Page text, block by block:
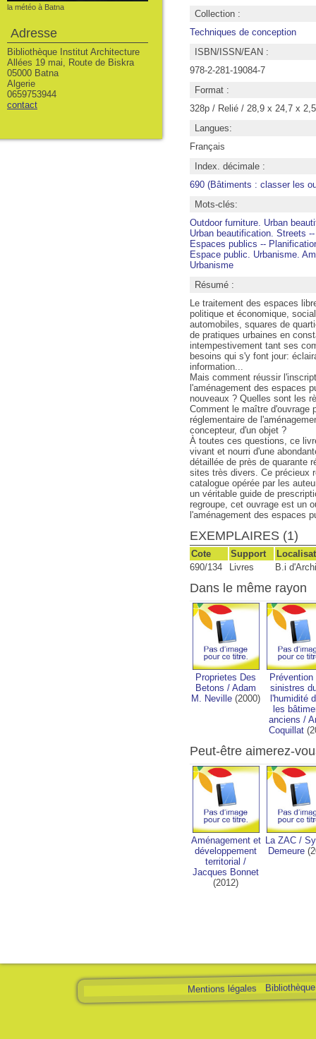
Collection :
Techniques de conception
ISBN/ISSN/EAN :
978-2-281-19084-7
Format :
328p / Relié / 28,9 x 24,7 x
Langues:
Français
Index. décimale :
690 (Bâtiments : classer les
Mots-clés:
Outdoor furniture. Urban
Urban beautification. Streets
Espaces publics --
Espace public. Urbanisme.
Urbanisme
Résumé :
Le traitement des espaces
politique et économique,
automobiles, squares de
de pratiques urbaines en
intempestivement tant ses
besoins qui s'y font jour:
information...
Mais comment réussir
l'aménagement des espaces
nouveaux ? Quelles sont les
Comment le maître d'ouvrage
réglementaire de
concepteur, d'un objet ?
À toutes ces questions, ce
vivant et nourri d'une
détaillée de près de quarante
sites très divers. Ce précieux
catalogue opérée par les
un véritable guide de
regroupe, cet ouvrage est un
l'aménagement des espaces
EXEMPLAIRES (1)
Cote Support
690/134
Livres B.i
Dans le même rayon
Proprietes Des
Betons / Adam
M. Neville (2000)
Prévention
sinistres
l'humidité
les
anciens /
Coquillat
Peut-être aimerez-
Aménagement et
développement
territorial /
Jacques Bonnet
(2012)
La ZAC /
Demeure
Mentions légales
la météo à Batna
Adresse
Bibliothèque Institut Architecture
Allées 19 mai, Route de Biskra
05000 Batna
Algerie
0659753944
contact